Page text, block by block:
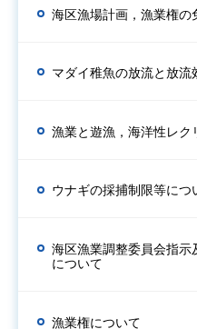
海区漁場計画，漁業権の
マダイ稚魚の放流と放流
漁業と遊漁，海洋性レク
ウナギの採捕制限等につ
海区漁業調整委員会指
について
漁業権について